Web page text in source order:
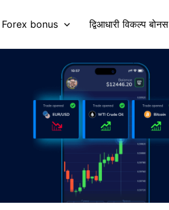
Forex bonus द्विआधारी विकल्प बोनस